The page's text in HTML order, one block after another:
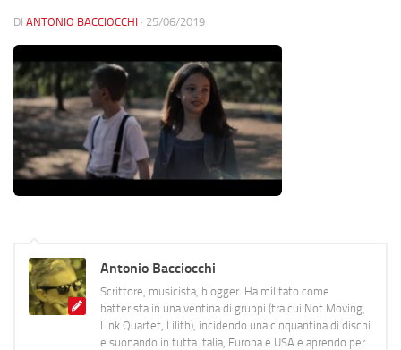
DI ANTONIO BACCIOCCHI · 25/06/2019
Antonio Bacciocchi
Scrittore, musicista, blogger. Ha militato come
batterista in una ventina di gruppi (tra cui Not Moving,
Link Quartet, Lilith), incidendo una cinquantina di dischi
e suonando in tutta Italia, Europa e USA e aprendo per